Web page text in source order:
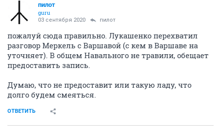
пилот
guru
03 сентября 2020 пилот
пожалуй сюда правильно. Лукашенко перехватил
разговор Меркель с Варшавой (с кем в Варшаве на
уточняет). В общем Навального не травили, обещает
предоставить запись.
Думаю, что не предоставит или такую ладу, что
долго будем смеяться.
ОТВЕТИТЬ